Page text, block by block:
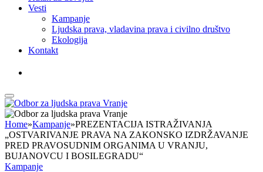
Vesti
Kampanje
Ljudska prava, vladavina prava i civilno društvo
Ekologija
Kontakt
Home»Kampanje»PREZENTACIJA ISTRAŽIVANJA
„OSTVARIVANJE PRAVA NA ZAKONSKO IZDRŽAVANJE
PRED PRAVOSUDNIM ORGANIMA U VRANJU,
BUJANOVCU I BOSILEGRADU“
Kampanje